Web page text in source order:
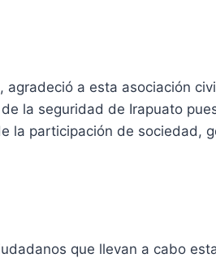
agradeció a esta asociación
la seguridad de Irapuato
la participación de sociedad,
que llevan a cabo